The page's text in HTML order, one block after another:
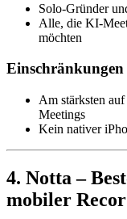
Solo-Gründer
Alle, die KI-
möchten
Einschränkungen
Am stärksten
Meetings
Kein nativer
4. Notta –
mobiler